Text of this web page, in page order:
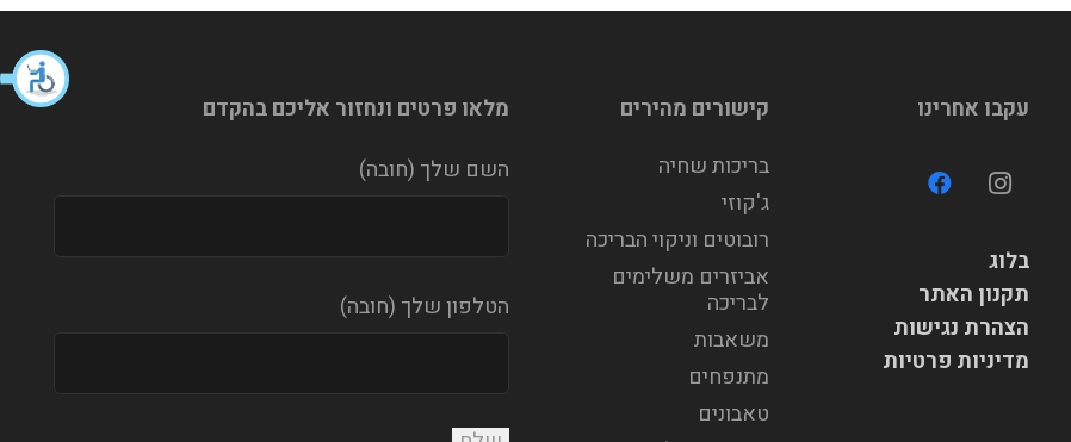
עקבו אחרינו
בלוג
תקנון האתר
הצהרת נגישות
מדיניות פרטיות
קישורים מהירים
בריכות שחיה
ג'קוזי
רובוטים וניקוי הבריכה
אביזרים משלימים
לבריכה
משאבות
מתנפחים
טאבונים
מלאו פרטים ונחזור אליכם בהקדם
השם שלך (חובה)
הטלפון שלך (חובה)